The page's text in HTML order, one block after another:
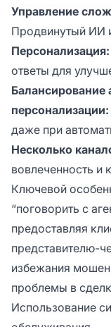
Управление
Продвинутый ИИ
Персонализация:
ответы для
Балансирование
персонализации:
даже при
Несколько
вовлеченность и
Ключевой
“поговорить с
предоставляя
представителю-
избежания
проблемы в
Использование